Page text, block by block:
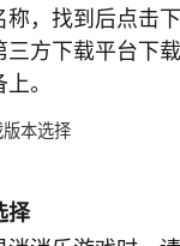
称，找到后点击
三方下载平台下
。
择